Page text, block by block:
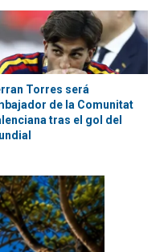
Torres será
de la Comunitat
tras el gol del